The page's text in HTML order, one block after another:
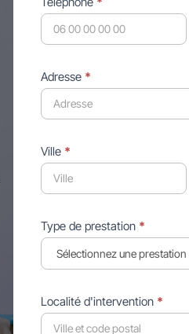
Adresse *
Ville *
Type de prestation *
Localité d'intervention *